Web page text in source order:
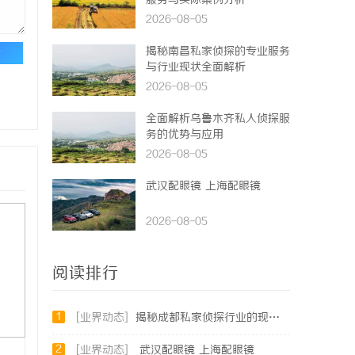
2026-08-05
揭秘南昌私家侦探的专业服务
与行业现状全面解析
2026-08-05
全面解析乌鲁木齐私人侦探服
务的优势与应用
2026-08-05
武汉配眼镜 上海配眼镜
2026-08-05
阅读排行
1 [业界动态] 揭秘成都私家侦探行业的现状与未来发展趋势
2 [业界动态] 武汉配眼镜 上海配眼镜